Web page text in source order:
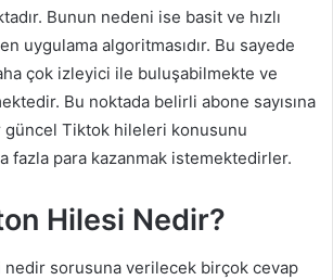
Bunun nedeni ise basit ve hızlı
uygulama algoritmasıdır. Bu sayede
çok izleyici ile buluşabilmekte ve
Bu noktada belirli abone sayısına
güncel Tiktok hileleri konusunu
fazla para kazanmak istemektedirler.
Hilesi Nedir?
sorusuna verilecek birçok cevap